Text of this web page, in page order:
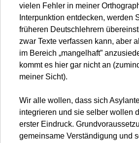
vielen Fehler in meiner
Interpunktion entdecken, werden
früheren Deutschlehrern
zwar Texte verfassen kann, aber
im Bereich „mangelhaft”
kommt es hier gar nicht an
meiner Sicht).
Wir alle wollen, dass sich
integrieren und sie selber wollen
erster Eindruck.
gemeinsame Verständigung und